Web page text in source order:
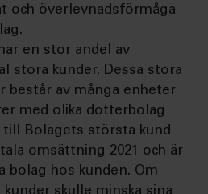
och överlevnadsförmåga
en stor andel av
stora kunder. Dessa stora
består av många enheter
med olika dotterbolag
till Bolagets största kund
omsättning 2021 och är
bolag hos kunden. Om